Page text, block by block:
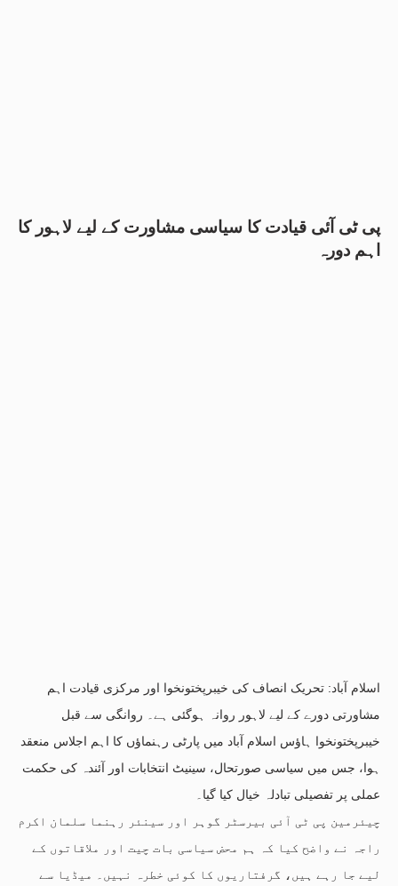
پی ٹی آئی قیادت کا سیاسی مشاورت کے لیے لاہور کا
اہم دورہ
اسلام آباد: تحریک انصاف کی خیبرپختونخوا اور مرکزی قیادت اہم
مشاورتی دورے کے لیے لاہور روانہ ہوگئی ہے۔ روانگی سے قبل
خیبرپختونخوا ہاؤس اسلام آباد میں پارٹی رہنماؤں کا اہم اجلاس منعقد
ہوا، جس میں سیاسی صورتحال، سینیٹ انتخابات اور آئندہ کی حکمت
عملی پر تفصیلی تبادلہ خیال کیا گیا۔
چیئرمین پی ٹی آئی بیرسٹر گوہر اور سینئر رہنما سلمان اکرم
راجہ نے واضح کیا کہ ہم محض سیاسی بات چیت اور ملاقاتوں کے
لیے جا رہے ہیں، گرفتاریوں کا کوئی خطرہ نہیں۔ میڈیا سے